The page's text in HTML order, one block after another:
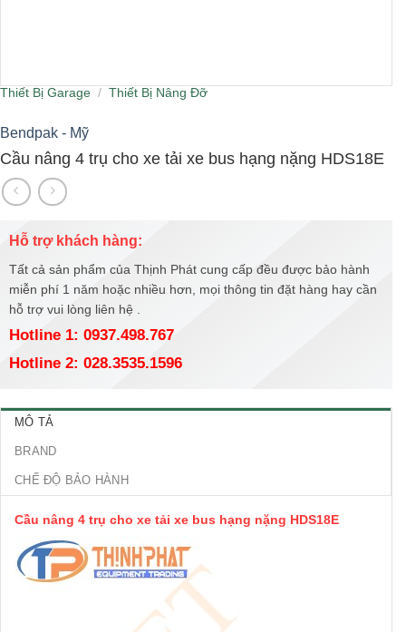
Thiết Bị Garage / Thiết Bị Nâng Đỡ
Bendpak - Mỹ
Cầu nâng 4 trụ cho xe tải xe bus hạng nặng HDS18E
Hỗ trợ khách hàng:
Tất cả sản phẩm của Thịnh Phát cung cấp đều được bảo hành
miễn phí 1 năm hoặc nhiều hơn, mọi thông tin đặt hàng hay cần
hỗ trợ vui lòng liên hệ .
Hotline 1: 0937.498.767
Hotline 2: 028.3535.1596
MÔ TẢ
BRAND
CHẾ ĐỘ BẢO HÀNH
Cầu nâng 4 trụ cho xe tải xe bus hạng nặng HDS18E